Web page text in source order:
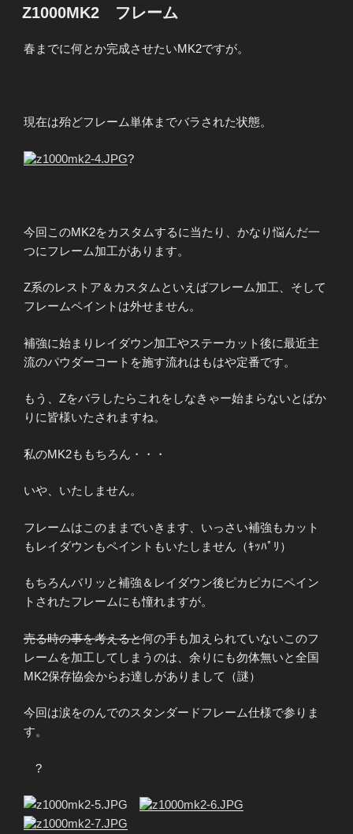
稿
日:
Z1000MK2 フレーム
春までに何とか完成させたいMK2ですが。
現在は殆どフレーム単体までバラされた状態。
?
今回このMK2をカスタムするに当たり、かなり悩んだ一
つにフレーム加工があります。
Z系のレストア＆カスタムといえばフレーム加工、そして
フレームペイントは外せません。
補強に始まりレイダウン加工やステーカット後に最近主
流のパウダーコートを施す流れはもはや定番です。
もう、Zをバラしたらこれをしなきゃー始まらないとばか
りに皆様いたされますね。
私のMK2ももちろん・・・
いや、いたしません。
フレームはこのままでいきます、いっさい補強もカット
もレイダウンもペイントもいたしません （ｷｯﾊﾟﾘ）
もちろんバリッと補強＆レイダウン後ピカピカにペイン
トされたフレームにも憧れますが。
売る時の事を考えると何の手も加えられていないこのフ
レームを加工してしまうのは、 余りにも勿体無いと全国
MK2保存協会からお達しがありまして（謎）
今回は涙をのんでのスタンダードフレーム仕様で参りま
す。
?